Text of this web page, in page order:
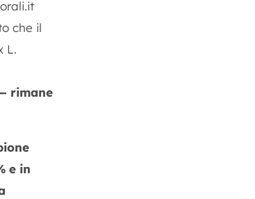
che il
L.
rimane
e in